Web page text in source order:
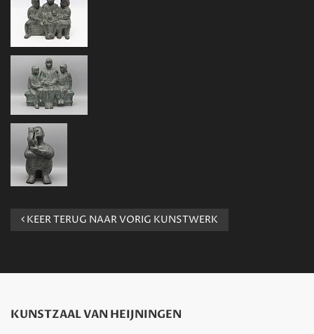
KEER TERUG NAAR VORIG KUNSTWERK
KUNSTZAAL VAN HEIJNINGEN